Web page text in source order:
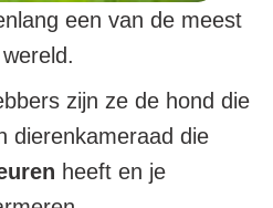
een van de meest
zijn ze de hond die
dierenkameraad die
heeft en je